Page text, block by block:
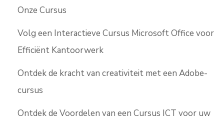
Onze Cursus
Volg een Interactieve Cursus Microsoft Office voor
Efficiënt Kantoorwerk
Ontdek de kracht van creativiteit met een Adobe-
cursus
Ontdek de Voordelen van een Cursus ICT voor uw